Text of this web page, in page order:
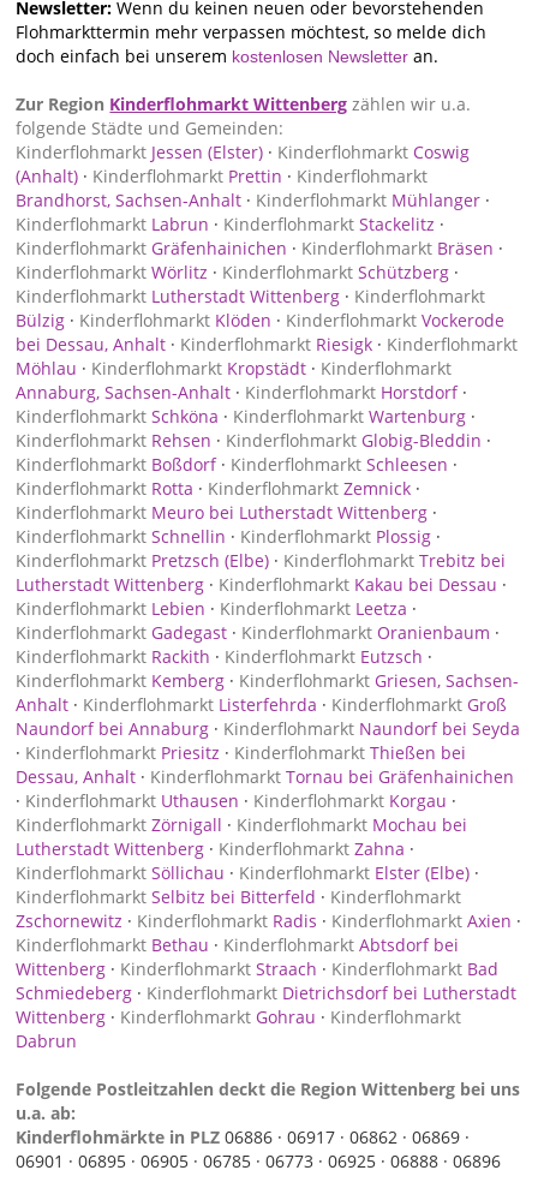
Newsletter: Wenn du keinen neuen oder bevorstehenden
Flohmarkttermin mehr verpassen möchtest, so melde dich
doch einfach bei unserem kostenlosen Newsletter an.
Zur Region Kinderflohmarkt Wittenberg zählen wir u.a.
folgende Städte und Gemeinden:
Kinderflohmarkt Jessen (Elster) · Kinderflohmarkt Coswig
(Anhalt) · Kinderflohmarkt Prettin · Kinderflohmarkt
Brandhorst, Sachsen-Anhalt · Kinderflohmarkt Mühlanger ·
Kinderflohmarkt Labrun · Kinderflohmarkt Stackelitz ·
Kinderflohmarkt Gräfenhainichen · Kinderflohmarkt Bräsen ·
Kinderflohmarkt Wörlitz · Kinderflohmarkt Schützberg ·
Kinderflohmarkt Lutherstadt Wittenberg · Kinderflohmarkt
Bülzig · Kinderflohmarkt Klöden · Kinderflohmarkt Vockerode
bei Dessau, Anhalt · Kinderflohmarkt Riesigk · Kinderflohmarkt
Möhlau · Kinderflohmarkt Kropstädt · Kinderflohmarkt
Annaburg, Sachsen-Anhalt · Kinderflohmarkt Horstdorf·
Kinderflohmarkt Schköna · Kinderflohmarkt Wartenburg ·
Kinderflohmarkt Rehsen · Kinderflohmarkt Globig-Bleddin ·
Kinderflohmarkt Boßdorf· Kinderflohmarkt Schleesen ·
Kinderflohmarkt Rotta · Kinderflohmarkt Zemnick ·
Kinderflohmarkt Meuro bei Lutherstadt Wittenberg ·
Kinderflohmarkt Schnellin · Kinderflohmarkt Plossig ·
Kinderflohmarkt Pretzsch (Elbe) · Kinderflohmarkt Trebitz bei
Lutherstadt Wittenberg · Kinderflohmarkt Kakau bei Dessau ·
Kinderflohmarkt Lebien · Kinderflohmarkt Leetza ·
Kinderflohmarkt Gadegast · Kinderflohmarkt Oranienbaum ·
Kinderflohmarkt Rackith · Kinderflohmarkt Eutzsch ·
Kinderflohmarkt Kemberg · Kinderflohmarkt Griesen, Sachsen-
Anhalt · Kinderflohmarkt Listerfehrda · Kinderflohmarkt Groß
Naundorf bei Annaburg · Kinderflohmarkt Naundorf bei Seyda
· Kinderflohmarkt Priesitz · Kinderflohmarkt Thießen bei
Dessau, Anhalt · Kinderflohmarkt Tornau bei Gräfenhainichen
· Kinderflohmarkt Uthausen · Kinderflohmarkt Korgau ·
Kinderflohmarkt Zörnigall · Kinderflohmarkt Mochau bei
Lutherstadt Wittenberg · Kinderflohmarkt Zahna ·
Kinderflohmarkt Söllichau · Kinderflohmarkt Elster (Elbe) ·
Kinderflohmarkt Selbitz bei Bitterfeld · Kinderflohmarkt
Zschornewitz · Kinderflohmarkt Radis · Kinderflohmarkt Axien ·
Kinderflohmarkt Bethau · Kinderflohmarkt Abtsdorf bei
Wittenberg · Kinderflohmarkt Straach · Kinderflohmarkt Bad
Schmiedeberg · Kinderflohmarkt Dietrichsdorf bei Lutherstadt
Wittenberg · Kinderflohmarkt Gohrau · Kinderflohmarkt
Dabrun
Folgende Postleitzahlen deckt die Region Wittenberg bei uns
u.a. ab:
Kinderflohmärkte in PLZ06886 ·06917 ·06862 ·06869 ·
06901 ·06895 ·06905 ·06785 ·06773 ·06925 ·06888 ·06896